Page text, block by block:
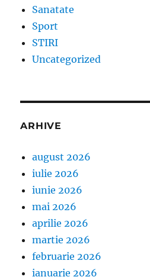
Sanatate
Sport
STIRI
Uncategorized
ARHIVE
august 2026
iulie 2026
iunie 2026
mai 2026
aprilie 2026
martie 2026
februarie 2026
ianuarie 2026